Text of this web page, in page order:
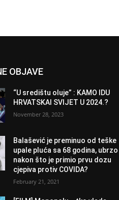
OBJAVE
“U središtu oluje” : KAMO IDU
HRVATSKAI SVIJET U 2024.?
November 28, 2023
Balašević je preminuo od teške
upale pluća sa 68 godina, ubrzo
nakon što je primio prvu dozu
cjepiva protiv COVIDA?
February 21, 2021